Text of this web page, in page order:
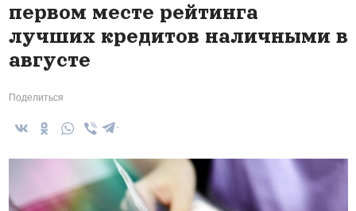
первом месте рейтинга
лучших кредитов наличными в
августе
Поделиться